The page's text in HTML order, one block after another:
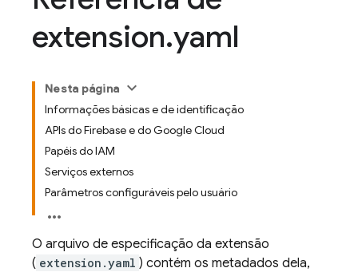
extension.yaml
Nesta página
Informações básicas e de identificação
APIs do Firebase e do Google Cloud
Papéis do IAM
Serviços externos
Parâmetros configuráveis pelo usuário
O arquivo de especificação da extensão
( extension.yaml ) contém os metadados dela,